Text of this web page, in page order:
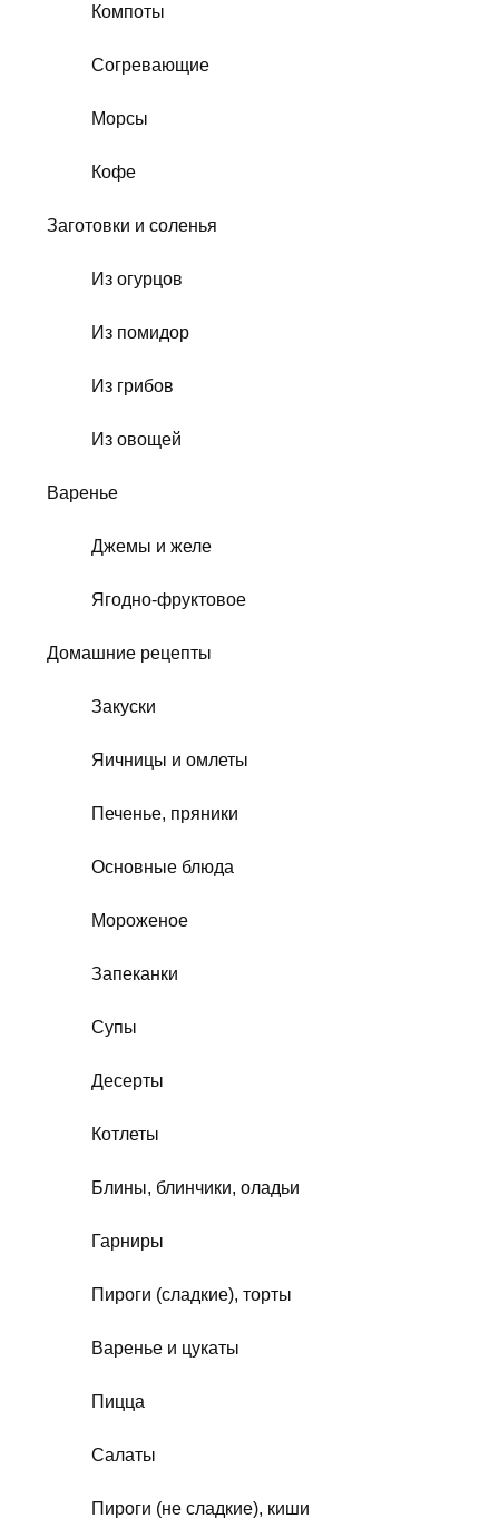
Компоты
Согревающие
Морсы
Кофе
Заготовки и соленья
Из огурцов
Из помидор
Из грибов
Из овощей
Варенье
Джемы и желе
Ягодно-фруктовое
Домашние рецепты
Закуски
Яичницы и омлеты
Печенье, пряники
Основные блюда
Мороженое
Запеканки
Супы
Десерты
Котлеты
Блины, блинчики, оладьи
Гарниры
Пироги (сладкие), торты
Варенье и цукаты
Пицца
Салаты
Пироги (не сладкие), киши